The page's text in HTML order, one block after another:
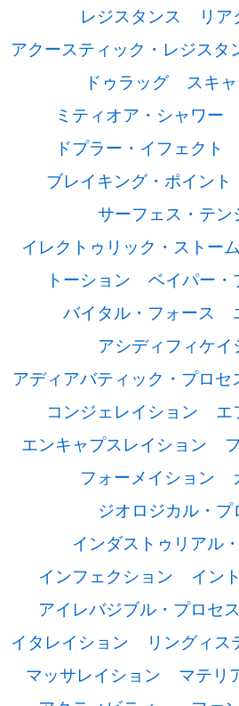
レジスタンス
リア
アクースティック・レジスタ
ドゥラッグ
スキ
ミティオア・シャワー
ドプラー・イフェクト
ブレイキング・ポイント
サーフェス・テン
イレクトゥリック・ストーム
トーション
ベイパー・
バイタル・フォース
アシディフィケイ
アディアバティック・プロセ
コンジェレイション
エ
エンキャプスレイション
フォーメイション
ジオロジカル・プ
インダストゥリアル
インフェクション
イン
アイレバジブル・プロセス
イタレイション
リングィス
マッサレイション
マテリ